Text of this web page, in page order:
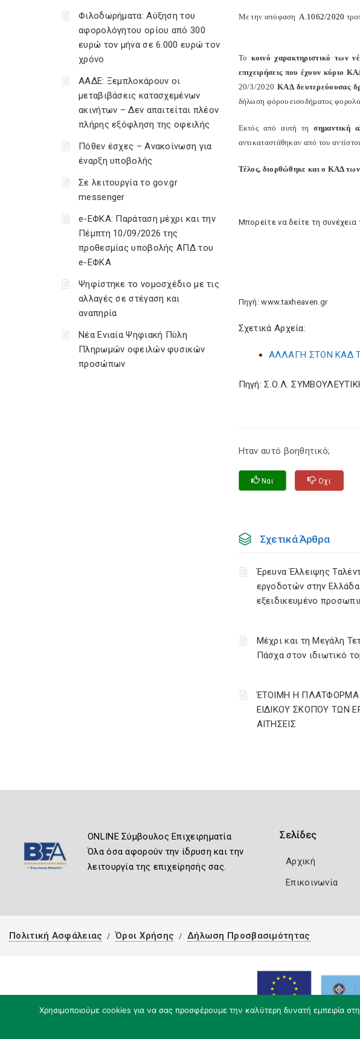
Φιλοδωρήματα: Αύξηση του
αφορολόγητου ορίου από 300
ευρώ τον μήνα σε 6.000 ευρώ τον
χρόνο
ΑΑΔΕ: Ξεμπλοκάρουν οι
μεταβιβάσεις κατασχεμένων
ακινήτων – Δεν απαιτείται πλέον
πλήρης εξόφληση της οφειλής
Πόθεν έσχες – Ανακοίνωση για
έναρξη υποβολής
Σε λειτουργία το gov.gr
messenger
e-ΕΦΚΑ: Παράταση μέχρι και την
Πέμπτη 10/09/2026 της
προθεσμίας υποβολής ΑΠΔ του
e-ΕΦΚΑ
Ψηφίστηκε το νομοσχέδιο με τις
αλλαγές σε στέγαση και
αναπηρία
Νέα Ενιαία Ψηφιακή Πύλη
Πληρωμών οφειλών φυσικών
προσώπων
Με την απόφασηΑ.1062/2020
Το κοινό χαρακτηριστικό των
επιχειρήσεις που έχουν κύριο
20/3/2020ΚΑΔ δευτερεύουσας
δήλωση φόρου εισοδήματος
Εκτός από αυτή τησημαντική
αντικαταστάθηκαν από του
Τέλος, διορθώθηκε και ο ΚΑΔ
Μπορείτε να δείτε τη
Πηγή: www.taxheaven.gr
Σχετικά Αρχεία:
ΑΛΛΑΓΗ ΣΤΟΝ ΚΑΔ
Πηγή: Σ.Ο.Λ.
Ηταν αυτό βοηθητικό;
Ναι Οχι
Σχετικά Άρθρα
Έρευνα Έλλειψης
εργοδοτών στην
εξειδικευμένο
Μέχρι και τη Μεγάλη
Πάσχα στον ιδιωτικό
ΈΤΟΙΜΗ Η ΠΛΑΤΦΟΡΜΑ
ΕΙΔΙΚΟΥ ΣΚΟΠΟΥ ΤΩΝ
ΑΙΤΗΣΕΙΣ
ONLINE Σύμβουλος Επιχειρηματία
Όλα όσα αφορούν την ίδρυση και την
λειτουργία της επιχείρησής σας.
Σελίδες
Αρχική
Επικοινωνία
Πολιτική Ασφάλειας Όροι Χρήσης Δήλωση Προσβασιμότητας
Χρησιμοποιούμε cookies για να σας προσφέρουμε την καλύτερη δυνατή εμπειρία